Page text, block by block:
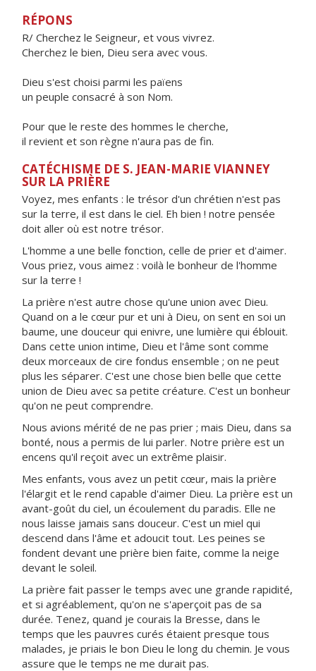
RÉPONS
R/ Cherchez le Seigneur, et vous vivrez.
Cherchez le bien, Dieu sera avec vous.
Dieu s'est choisi parmi les païens
un peuple consacré à son Nom.
Pour que le reste des hommes le cherche,
il revient et son règne n'aura pas de fin.
CATÉCHISME DE S. JEAN-MARIE VIANNEY
SUR LA PRIÈRE
Voyez, mes enfants : le trésor d'un chrétien n'est pas
sur la terre, il est dans le ciel. Eh bien ! notre pensée
doit aller où est notre trésor.
L'homme a une belle fonction, celle de prier et d'aimer.
Vous priez, vous aimez : voilà le bonheur de l'homme
sur la terre !
La prière n'est autre chose qu'une union avec Dieu.
Quand on a le cœur pur et uni à Dieu, on sent en soi un
baume, une douceur qui enivre, une lumière qui éblouit.
Dans cette union intime, Dieu et l'âme sont comme
deux morceaux de cire fondus ensemble ; on ne peut
plus les séparer. C'est une chose bien belle que cette
union de Dieu avec sa petite créature. C'est un bonheur
qu'on ne peut comprendre.
Nous avions mérité de ne pas prier ; mais Dieu, dans sa
bonté, nous a permis de lui parler. Notre prière est un
encens qu'il reçoit avec un extrême plaisir.
Mes enfants, vous avez un petit cœur, mais la prière
l'élargit et le rend capable d'aimer Dieu. La prière est un
avant-goût du ciel, un écoulement du paradis. Elle ne
nous laisse jamais sans douceur. C'est un miel qui
descend dans l'âme et adoucit tout. Les peines se
fondent devant une prière bien faite, comme la neige
devant le soleil.
La prière fait passer le temps avec une grande rapidité,
et si agréablement, qu'on ne s'aperçoit pas de sa
durée. Tenez, quand je courais la Bresse, dans le
temps que les pauvres curés étaient presque tous
malades, je priais le bon Dieu le long du chemin. Je vous
assure que le temps ne me durait pas.